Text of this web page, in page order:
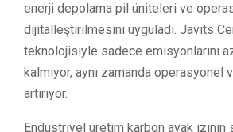
enerji depolama pil üniteleri ve
dijitalleştirilmesini uyguladı. Javits
teknolojisiyle sadece emisyonlarını
kalmıyor, aynı zamanda operasyonel
artırıyor.
Endüstriyel üretim karbon ayak izinin